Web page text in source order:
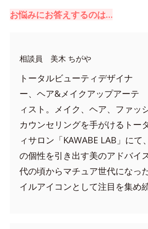
お悩みにお答えするのは…
相談員 美木 ちがや
トータルビューティデザイナ
ー、ヘア&メイクアップアーテ
ィスト。メイク、ヘア、ファッ
カウンセリングを手がけるトー
ィサロン「KAWABE LAB」にて
の個性を引き出す美のアドバイ
代の頃からマチュア世代になっ
イルアイコンとして注目を集め